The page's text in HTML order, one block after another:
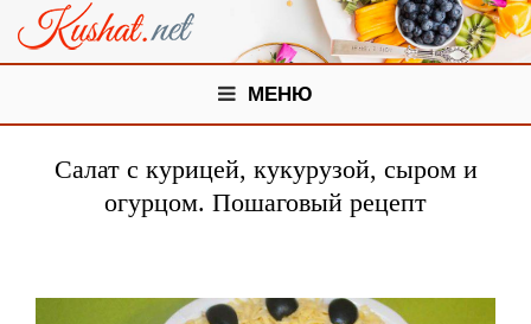
МЕНЮ
Салат с курицей, кукурузой, сыром и
огурцом. Пошаговый рецепт